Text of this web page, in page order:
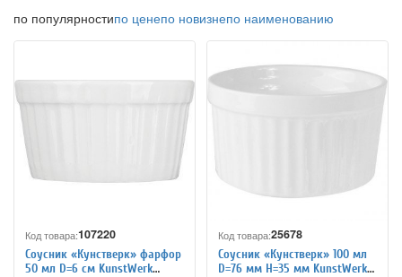
по популярностипо ценепо новизнепо наименованию
Код товара:107220
Соусник «Кунстверк» фарфор
50 мл D=6 см KunstWerk
Код товара:25678
Соусник «Кунстверк» 100 мл
D=76 мм H=35 мм KunstWerk